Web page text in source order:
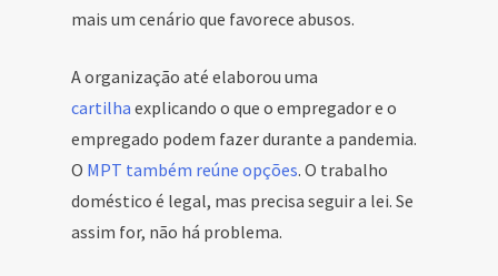
mais um cenário que favorece abusos.
A organização até elaborou uma
cartilha explicando o que o empregador e o
empregado podem fazer durante a pandemia.
O MPT também reúne opções. O trabalho
doméstico é legal, mas precisa seguir a lei. Se
assim for, não há problema.